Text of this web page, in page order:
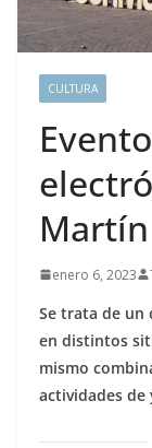
CULTURA
enero 6, 2023
Se trata de un
en distintos
mismo
actividades de